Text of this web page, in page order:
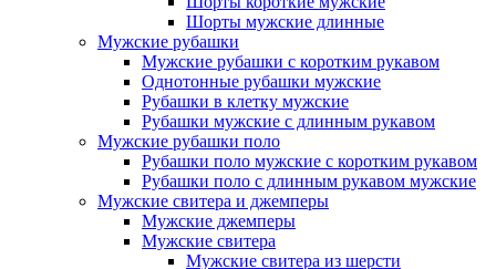
Шорты мужские длинные
Мужские рубашки
Мужские рубашки с коротким рукавом
Однотонные рубашки мужские
Рубашки в клетку мужские
Рубашки мужские с длинным рукавом
Мужские рубашки поло
Рубашки поло мужские с коротким рукавом
Рубашки поло с длинным рукавом мужские
Мужские свитера и джемперы
Мужские джемперы
Мужские свитера
Мужские свитера из шерсти